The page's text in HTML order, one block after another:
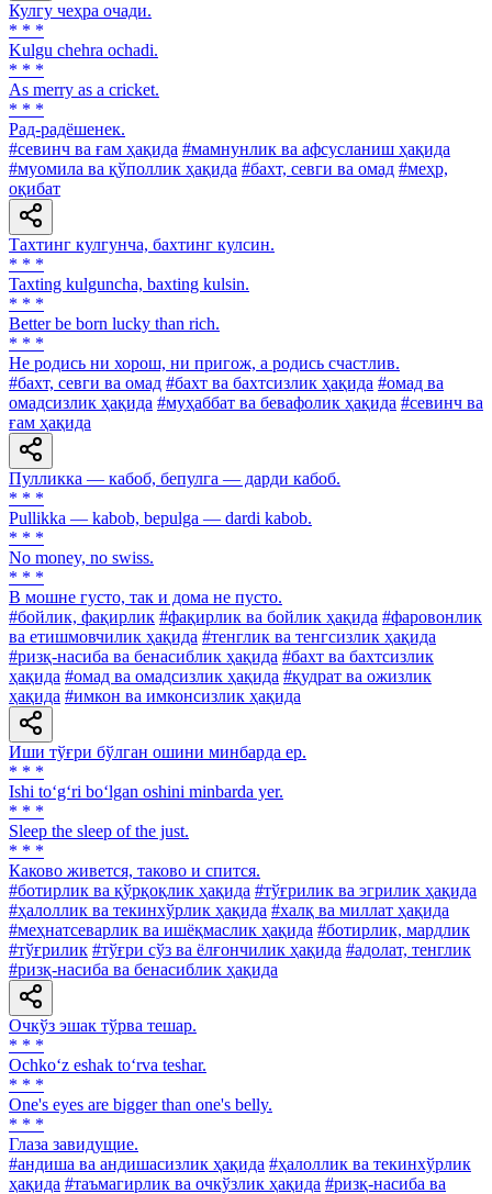
Кулгу чеҳра очади.
* * *
Kulgu chehra ochadi.
* * *
As merry as a cricket.
* * *
Рад-радёшенек.
#севинч ва ғам ҳақида #мамнунлик ва афсусланиш ҳақида
#муомила ва қўполлик ҳақида #бахт, севги ва омад #меҳр,
оқибат
Тахтинг кулгунча, бахтинг кулсин.
* * *
Taxting kulguncha, baxting kulsin.
* * *
Better be born lucky than rich.
* * *
He родись ни хорош, ни пригож, а родись счастлив.
#бахт, севги ва омад #бахт ва бахтсизлик ҳақида #омад ва
омадсизлик ҳақида #муҳаббат ва бевафолик ҳақида #севинч ва
ғам ҳақида
Пулликка — кабоб, бепулга — дарди кабоб.
* * *
Pullikka — kabob, bepulga — dardi kabob.
* * *
No money, no swiss.
* * *
В мошне густо, так и дома не пусто.
#бойлик, фақирлик #фақирлик ва бойлик ҳақида #фаровонлик
ва етишмовчилик ҳақида #тенглик ва тенгсизлик ҳақида
#ризқ-насиба ва бенасиблик ҳақида #бахт ва бахтсизлик
ҳақида #омад ва омадсизлик ҳақида #қудрат ва ожизлик
ҳақида #имкон ва имконсизлик ҳақида
Иши тўғри бўлган ошини минбарда ер.
* * *
Ishi to‘g‘ri bo‘lgan oshini minbarda yer.
* * *
Sleep the sleep of the just.
* * *
Каково живется, таково и спится.
#ботирлик ва қўрқоқлик ҳақида #тўғрилик ва эгрилик ҳақида
#ҳалоллик ва текинхўрлик ҳақида #халқ ва миллат ҳақида
#меҳнатсеварлик ва ишёқмаслик ҳақида #ботирлик, мардлик
#тўғрилик #тўғри сўз ва ёлғончилик ҳақида #адолат, тенглик
#ризқ-насиба ва бенасиблик ҳақида
Очкўз эшак тўрва тешар.
* * *
Ochko‘z eshak to‘rva teshar.
* * *
One's eyes are bigger than one's belly.
* * *
Глаза завидущие.
#андиша ва андишасизлик ҳақида #ҳалоллик ва текинхўрлик
ҳақида #таъмагирлик ва очкўзлик ҳақида #ризқ-насиба ва